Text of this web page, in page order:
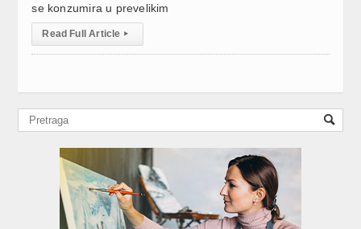
se konzumira u prevelikim
Read Full Article ▸